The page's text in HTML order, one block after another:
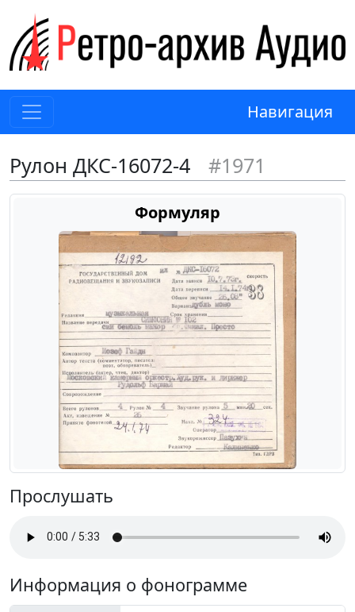
Навигация
Рулон ДКС-16072-4 #1971
Формуляр
Прослушать
Информация о фонограмме